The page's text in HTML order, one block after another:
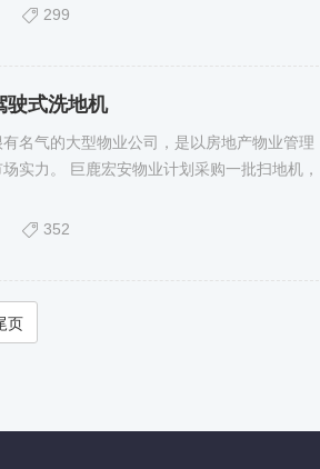
299
驶式洗地机
名气的大型物业公司，是以房地产物业管理
实力。 巨鹿宏安物业计划采购一批扫地机，
352
页